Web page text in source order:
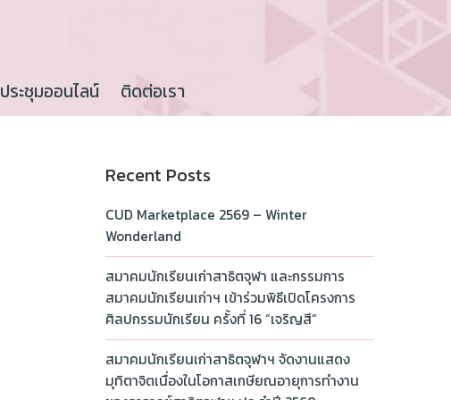
ประชุมออนไลน์ ติดต่อเรา
Recent Posts
CUD Marketplace 2569 – Winter
Wonderland
สมาคมนักเรียนเก่าสาธิตจุฬา และกรรมการ
สมาคมนักเรียนเก่าฯ เข้าร่วมพิธีเปิดโครงการ
ศิลปกรรมนักเรียน ครั้งที่ 16 “เจริญสี”
สมาคมนักเรียนเก่าสาธิตจุฬาฯ จัดงานแสดง
มุทิตาจิตเนื่องในโอกาสเกษียณอายุการทำงาน